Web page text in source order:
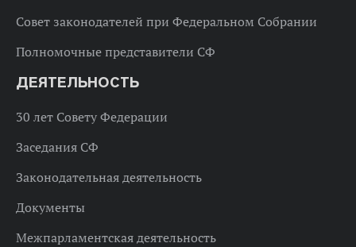
Совет законодателей при Федеральном Собрании
Полномочные представители СФ
ДЕЯТЕЛЬНОСТЬ
30 лет Совету Федерации
Заседания СФ
Законодательная деятельность
Документы
Межпарламентская деятельность